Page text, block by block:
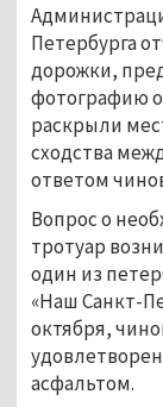
Петербурга
дорожки,
фотографию
раскрыли
сходства
ответом
Вопрос о
тротуар
один из
«Наш Санкт-
октября,
асфальтом.